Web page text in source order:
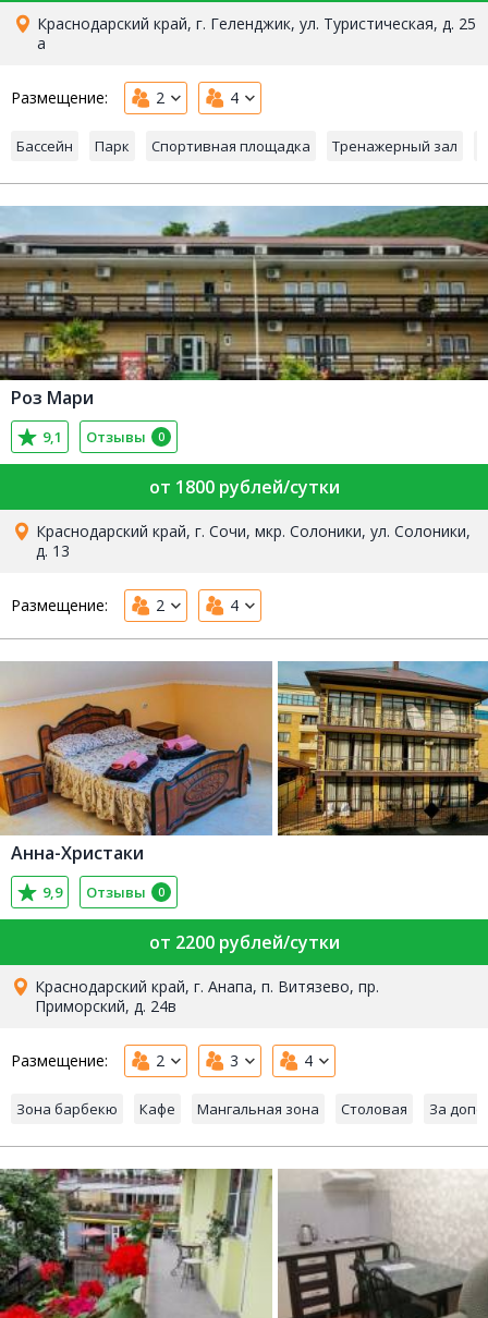
Краснодарский край, г. Геленджик, ул. Туристическая, д. 25
а
Размещение: 2 4
Бассейн Парк Спортивная площадка Тренажерный зал
Роз Мари
9,1 Отзывы 0
от 1800 рублей/сутки
Краснодарский край, г. Сочи, мкр. Солоники, ул. Солоники,
д. 13
Размещение: 2 4
Анна-Христаки
9,9 Отзывы 0
от 2200 рублей/сутки
Краснодарский край, г. Анапа, п. Витязево, пр.
Приморский, д. 24в
Размещение: 2 3 4
Зона барбекю Кафе Мангальная зона Столовая За